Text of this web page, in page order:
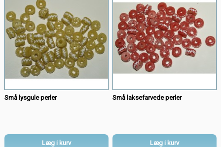
Små lysgule perler
Læg i kurv
Små laksefarvede perler
Læg i kurv